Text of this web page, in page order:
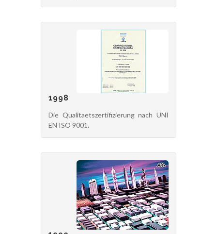
1998
Die Qualitaetszertifizierung nach UNI
EN ISO 9001.